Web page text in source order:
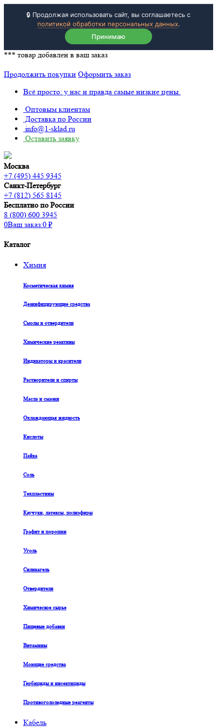
🔒 Продолжая использовать сайт, вы соглашаетесь с
политикой обработки персональных данных.
Принимаю
*** товар добавлен в ваш заказ
Продолжить покупки Оформить заказ
Всё просто: у нас и правда самые низкие цены.
Оптовым клиентам
Доставка по России
info@1-sklad.ru
Оставить заявку
Москва
+7 (495) 445 9345
Санкт-Петербург
+7 (812) 565 8145
Бесплатно по России
8 (800) 600 3945
0Ваш заказ:0 ₽
Каталог
Химия
Косметическая химия
Дезинфицирующие средства
Смолы и отвердители
Химические реактивы
Индикаторы и красители
Растворители и спирты
Масла и смазки
Охлаждающая жидкость
Кислоты
Пайка
Соль
Техпластины
Каучуки, латексы, полиэфиры
Графит и порошки
Уголь
Силикагель
Отвердители
Химическое сырье
Пищевые добавки
Витамины
Моющие средства
Гербициды и инсектициды
Противогололедные реагенты
Кабель